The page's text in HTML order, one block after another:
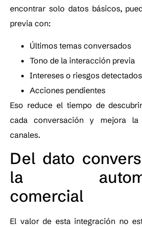
encontrar solo datos básicos,
previa con:
Últimos temas conversados
Tono de la interacción previa
Intereses o riesgos detectados
Acciones pendientes
Eso reduce el tiempo de
cada conversación y mejora la
canales.
Del dato
la
comercial
El valor de esta integración no